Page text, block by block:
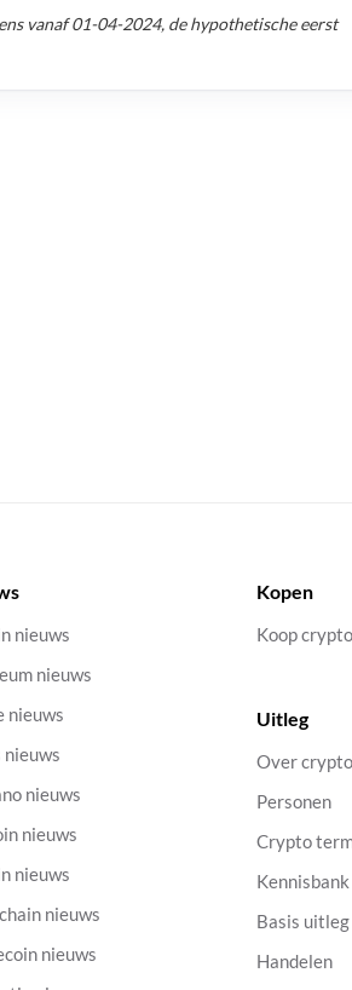
vanaf01-04-2024, de hypothetische eerst
nieuws
nieuws
nieuws
nieuws
nieuws
nieuws
nieuws
nieuws
nieuws
Kopen
Koop
Uitleg
Over
Personen
Crypto
Kennisbank
Basis uitleg
Handelen